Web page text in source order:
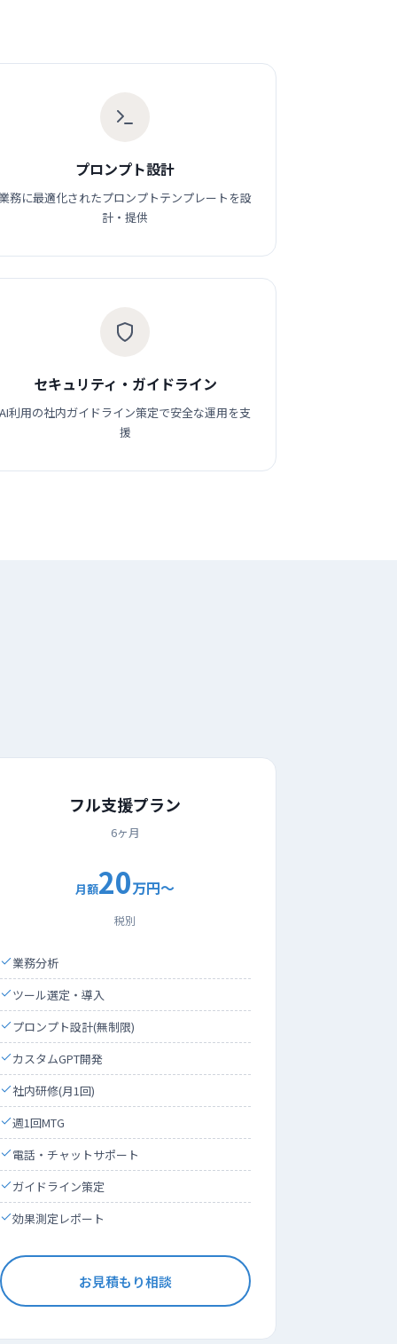
プロンプト設計
業務に最適化されたプロンプトテンプレートを設
計・提供
セキュリティ・ガイドライン
AI利用の社内ガイドライン策定で安全な運用を支
援
フル支援プラン
6ヶ月
月額20万円〜
税別
業務分析
ツール選定・導入
プロンプト設計(無制限)
カスタムGPT開発
社内研修(月1回)
週1回MTG
電話・チャットサポート
ガイドライン策定
効果測定レポート
お見積もり相談